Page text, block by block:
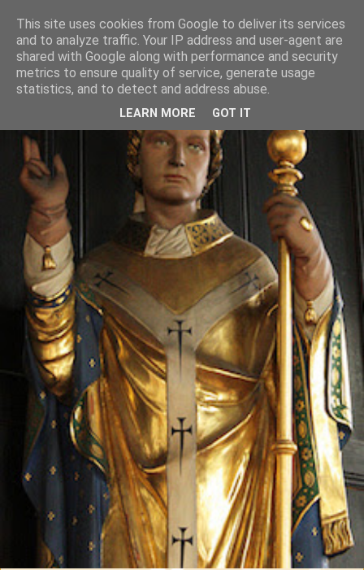
This site uses cookies from Google to deliver its services
and to analyze traffic. Your IP address and user-agent are
shared with Google along with performance and security
metrics to ensure quality of service, generate usage
statistics, and to detect and address abuse.
LEARN MORE GOT IT